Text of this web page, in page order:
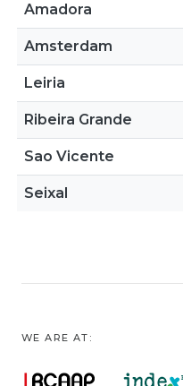
Amadora
Amsterdam
Leiria
Ribeira Grande
Sao Vicente
Seixal
WE ARE AT: